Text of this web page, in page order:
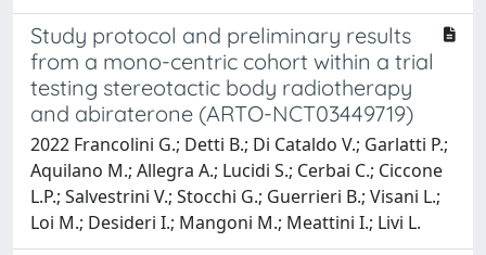
Study protocol and preliminary results
from a mono-centric cohort within a trial
testing stereotactic body radiotherapy
and abiraterone (ARTO-NCT03449719)
2022 Francolini G.; Detti B.; Di Cataldo V.; Garlatti P.;
Aquilano M.; Allegra A.; Lucidi S.; Cerbai C.; Ciccone
L.P.; Salvestrini V.; Stocchi G.; Guerrieri B.; Visani L.;
Loi M.; Desideri I.; Mangoni M.; Meattini I.; Livi L.